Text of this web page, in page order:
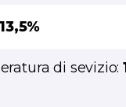
13,5%
di sevizio: